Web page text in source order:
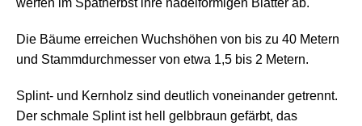
Die Bäume erreichen Wuchshöhen von bis zu 40 Metern
und Stammdurchmesser von etwa 1,5 bis 2 Metern.
Splint- und Kernholz sind deutlich voneinander getrennt.
Der schmale Splint ist hell gelbbraun gefärbt, das